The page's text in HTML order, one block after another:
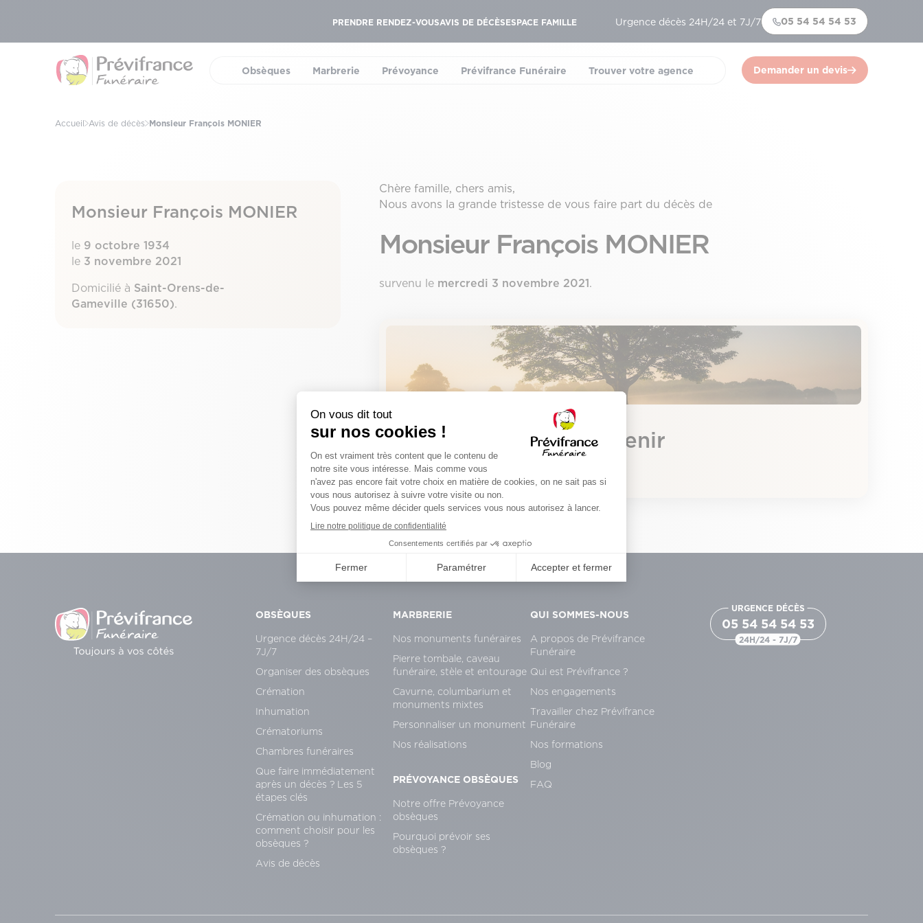
PRENDRE RENDEZ-VOUSAVIS DE DÉCÈSESPACE FAMILLE Urgence décès 24H/24 et 7J/7 05 54 54 54 53
Obsèques
Marbrerie
Prévoyance
Prévifrance Funéraire
Trouver votre agence Demander un devis
Accueil Avis de décès Monsieur François MONIER
Monsieur François MONIER
le 9 octobre 1934
le 3 novembre 2021
Domicilié à Saint-Orens-de-
Gameville (31650).
Chère famille, chers amis,
Nous avons la grande tristesse de vous faire part du décès de
Monsieur François MONIER
survenu le mercredi 3 novembre 2021.
Planter un arbre souvenir
Certificat de plantation
Un hommage durable et symbolique
OBSÈQUES
Urgence décès 24H/24 –
7J/7
Organiser des obsèques
Crémation
Inhumation
Crématoriums
Chambres funéraires
Que faire immédiatement
après un décès ? Les 5
étapes clés
Crémation ou inhumation :
comment choisir pour les
obsèques ?
Avis de décès
MARBRERIE
Nos monuments funéraires
Pierre tombale, caveau
funéraire, stèle et entourage
Cavurne, columbarium et
monuments mixtes
Personnaliser un monument
Nos réalisations
PRÉVOYANCE OBSÈQUES
Notre offre Prévoyance
obsèques
Pourquoi prévoir ses
obsèques ?
QUI SOMMES-NOUS
A propos de Prévifrance
Funéraire
Qui est Prévifrance ?
Nos engagements
Travailler chez Prévifrance
Funéraire
Nos formations
Blog
FAQ
URGENCE DÉCÈS
05 54 54 54 53
24H/24 - 7J/7